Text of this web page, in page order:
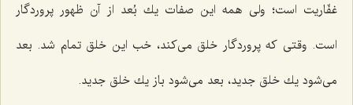
غفّاریت است؛ ولی همه این صفات یك بُعد از آن ظهور پروردگار
است. وقتی كه پروردگار خلق می‌كند، خب این خلق تمام شد. بعد
می‌شود یك خلق جدید، بعد می‌شود باز یك خلق جدید.